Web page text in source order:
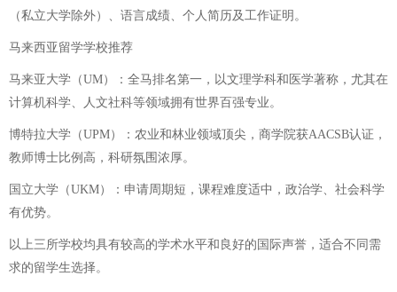
（私立大学除外）、语言成绩、个人简历及工作证明。
马来西亚留学学校推荐
马来亚大学（UM）：全马排名第一，以文理学科和医学著称，尤其在
计算机科学、人文社科等领域拥有世界百强专业。
博特拉大学（UPM）：农业和林业领域顶尖，商学院获AACSB认证，
教师博士比例高，科研氛围浓厚。
国立大学（UKM）：申请周期短，课程难度适中，政治学、社会科学
有优势。
以上三所学校均具有较高的学术水平和良好的国际声誉，适合不同需
求的留学生选择。